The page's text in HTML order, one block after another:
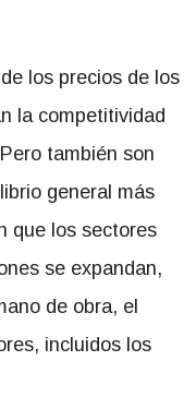
los precios de los
la competitividad
también son
general más
que los sectores
se expandan,
de obra, el
incluidos los